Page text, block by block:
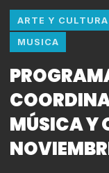
ARTE Y CULTURA
MUSICA
MÚSICA Y